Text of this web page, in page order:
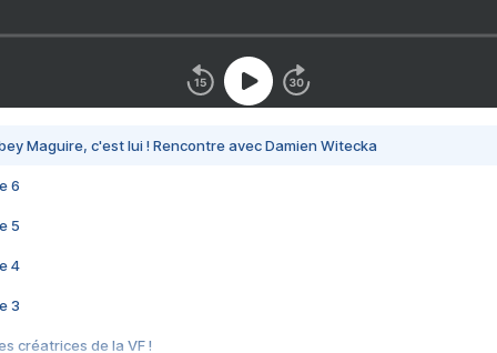
Maguire, c'est lui ! Rencontre avec Damien Witecka
6
5
4
3
créatrices de la VF !